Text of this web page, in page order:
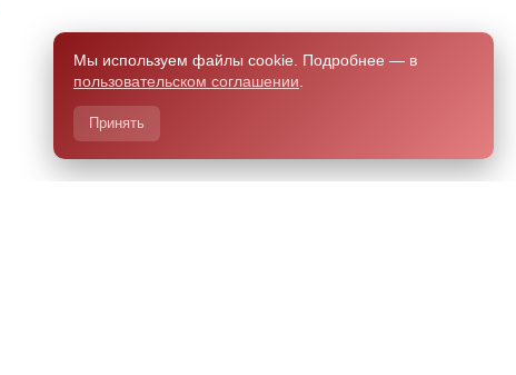
Мы используем файлы cookie. Подробнее — в
пользовательском соглашении
Принять